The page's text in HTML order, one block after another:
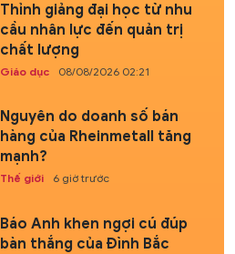
Thỉnh giảng đại học từ nhu
cầu nhân lực đến quản trị
chất lượng
Giáo dục 08/08/2026 02:21
Nguyên do doanh số bán
hàng của Rheinmetall tăng
mạnh?
Thế giới 6 giờ trước
Báo Anh khen ngợi cú đúp
bàn thắng của Đình Bắc